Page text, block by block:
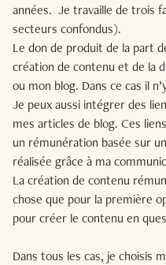
années. Je travaille de trois
secteurs confondus).
Le don de produit de la part
création de contenu et de la
ou mon blog. Dans ce cas il
Je peux aussi intégrer des
mes articles de blog. Ces
un rémunération basée sur
réalisée grâce à ma
La création de contenu
chose que pour la première
pour créer le contenu en
Dans tous les cas, je choisis